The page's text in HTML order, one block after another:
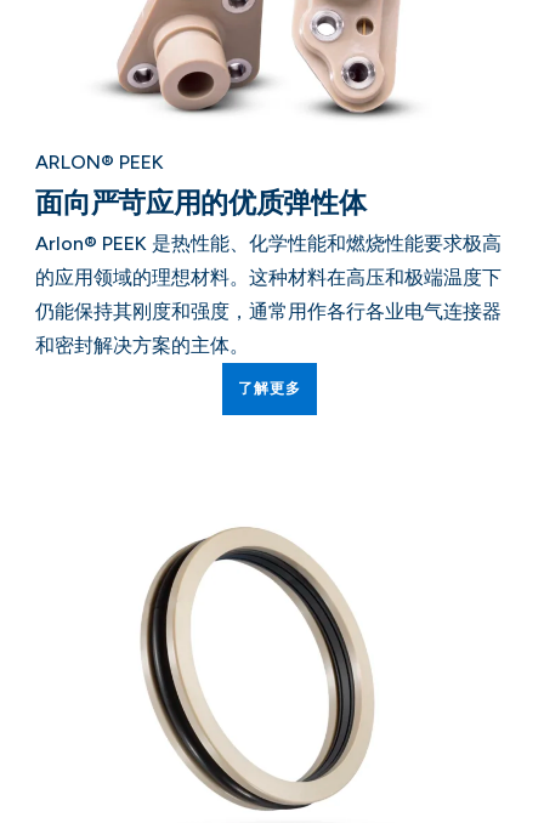
ARLON® PEEK
面向严苛应用的优质弹性体
Arlon® PEEK 是热性能、化学性能和燃烧性能要求极高
的应用领域的理想材料。这种材料在高压和极端温度下
仍能保持其刚度和强度，通常用作各行各业电气连接器
和密封解决方案的主体。
了解更多